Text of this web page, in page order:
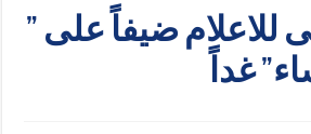
للاعلام ضيفاً على ”
غداً